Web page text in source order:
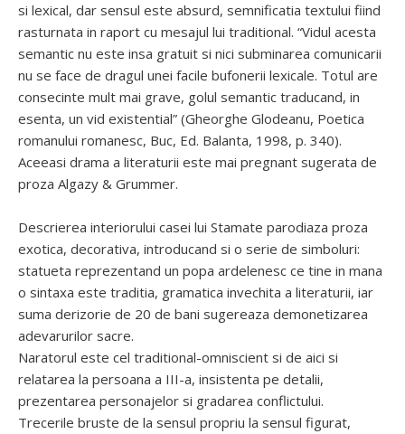
si lexical, dar sensul este absurd, semnificatia textului fiind
rasturnata in raport cu mesajul lui traditional. “Vidul acesta
semantic nu este insa gratuit si nici subminarea comunicarii
nu se face de dragul unei facile bufonerii lexicale. Totul are
consecinte mult mai grave, golul semantic traducand, in
esenta, un vid existential” (Gheorghe Glodeanu, Poetica
romanului romanesc, Buc, Ed. Balanta, 1998, p. 340).
Aceeasi drama a literaturii este mai pregnant sugerata de
proza Algazy & Grummer.
Descrierea interiorului casei lui Stamate parodiaza proza
exotica, decorativa, introducand si o serie de simboluri:
statueta reprezentand un popa ardelenesc ce tine in mana
o sintaxa este traditia, gramatica invechita a literaturii, iar
suma derizorie de 20 de bani sugereaza demonetizarea
adevarurilor sacre.
Naratorul este cel traditional-omniscient si de aici si
relatarea la persoana a III-a, insistenta pe detalii,
prezentarea personajelor si gradarea conflictului.
Trecerile bruste de la sensul propriu la sensul figurat,